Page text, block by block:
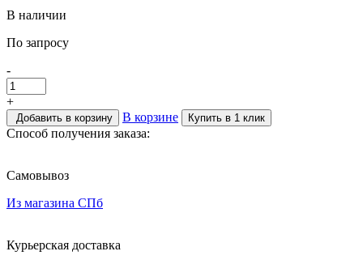
В наличии
По запросу
-
+
Добавить в корзину В корзине Купить в 1 клик
Способ получения заказа:
Самовывоз
Из магазина СПб
Курьерская доставка